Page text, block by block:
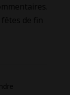
de fin